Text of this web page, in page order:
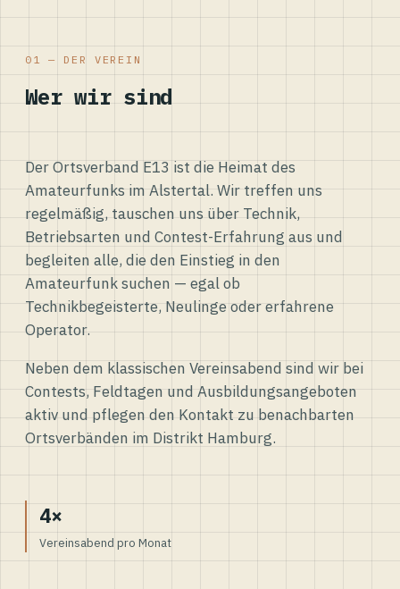
01 — DER VEREIN
Wer wir sind
Der Ortsverband E13 ist die Heimat des
Amateurfunks im Alstertal. Wir treffen uns
regelmäßig, tauschen uns über Technik,
Betriebsarten und Contest-Erfahrung aus und
begleiten alle, die den Einstieg in den
Amateurfunk suchen — egal ob
Technikbegeisterte, Neulinge oder erfahrene
Operator.
Neben dem klassischen Vereinsabend sind wir bei
Contests, Feldtagen und Ausbildungsangeboten
aktiv und pflegen den Kontakt zu benachbarten
Ortsverbänden im Distrikt Hamburg.
4×
Vereinsabend pro Monat